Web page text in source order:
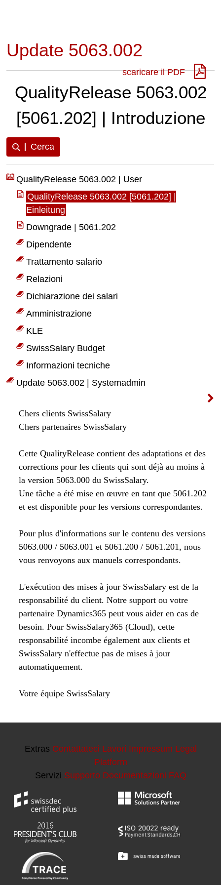
Update 5063.002
scaricare il PDF
QualityRelease 5063.002
[5061.202] | Introduzione
Extras Contattateci Lavori Impressum Legal
Platform
Servizi Supporto Documentazioni FAQ